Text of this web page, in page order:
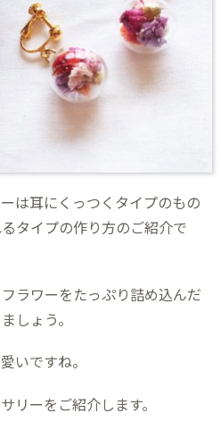
は耳にくっつくタイプのもの
タイプの作り方のご紹介で
ラワーをたっぷり詰め込んだ
しょう。
いですね。
リーをご紹介します。